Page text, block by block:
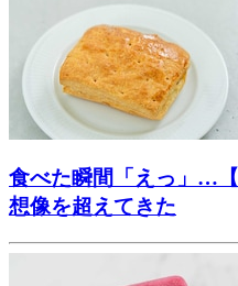
食べた瞬間「えっ」…
想像を超えてきた